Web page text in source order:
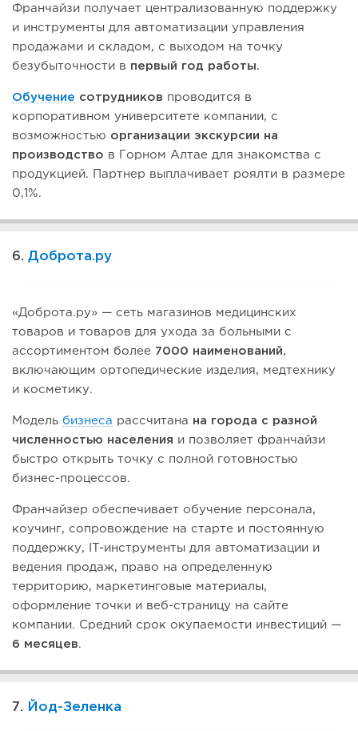
Франчайзи получает централизованную поддержку
и инструменты для автоматизации управления
продажами и складом, с выходом на точку
безубыточности в первый год работы.
Обучение сотрудников проводится в
корпоративном университете компании, с
возможностью организации экскурсии на
производство в Горном Алтае для знакомства с
продукцией. Партнер выплачивает роялти в размере
0,1%.
6. Доброта.ру
«Доброта.ру» — сеть магазинов медицинских
товаров и товаров для ухода за больными с
ассортиментом более 7000 наименований,
включающим ортопедические изделия, медтехнику
и косметику.
Модель бизнеса рассчитана на города с разной
численностью населения и позволяет франчайзи
быстро открыть точку с полной готовностью
бизнес-процессов.
Франчайзер обеспечивает обучение персонала,
коучинг, сопровождение на старте и постоянную
поддержку, IT-инструменты для автоматизации и
ведения продаж, право на определенную
территорию, маркетинговые материалы,
оформление точки и веб-страницу на сайте
компании. Средний срок окупаемости инвестиций —
6 месяцев.
7. Йод-Зеленка